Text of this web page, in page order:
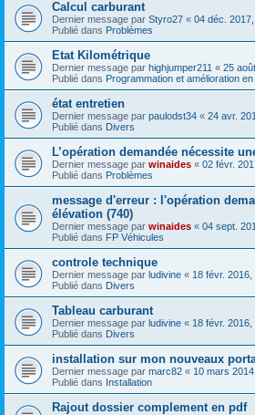
Calcul carburant
Dernier message par Styro27 « 04 déc.
Publié dans Problèmes
Etat Kilométrique
Dernier message par highjumper211 « 25
Publié dans Programmation et amélioration en
état entretien
Dernier message par paulodst34 « 24 avr.
Publié dans Divers
L’opération demandée nécessite
Dernier message par winaides « 02 févr.
Publié dans Problèmes
message d'erreur : l'opération
élévation (740)
Dernier message par winaides « 04 sept.
Publié dans FP Véhicules
controle technique
Dernier message par ludivine « 18 févr. 2016,
Publié dans Divers
Tableau carburant
Dernier message par ludivine « 18 févr. 2016,
Publié dans Divers
installation sur mon nouveaux
Dernier message par marc82 « 10 mars
Publié dans Installation
Rajout dossier complement en pdf